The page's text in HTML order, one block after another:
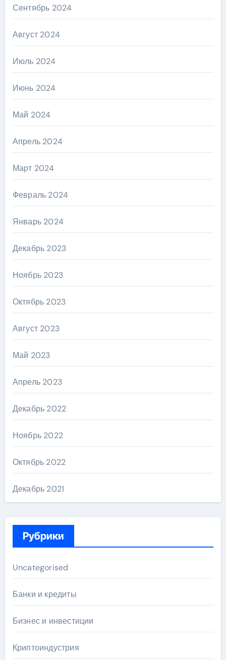
Сентябрь 2024
Август 2024
Июль 2024
Июнь 2024
Май 2024
Апрель 2024
Март 2024
Февраль 2024
Январь 2024
Декабрь 2023
Ноябрь 2023
Октябрь 2023
Август 2023
Май 2023
Апрель 2023
Декабрь 2022
Ноябрь 2022
Октябрь 2022
Декабрь 2021
Рубрики
Uncategorised
Банки и кредиты
Бизнес и инвестиции
Криптоиндустрия